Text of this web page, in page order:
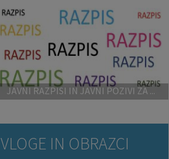
JAVNI RAZPISI IN JAVNI POZIVI ZA ...
VLOGE IN OBRAZCI